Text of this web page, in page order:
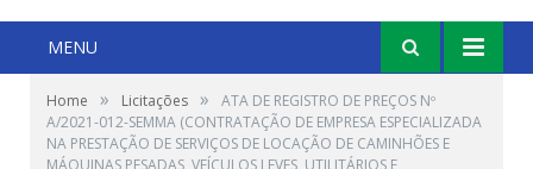
MENU
Home » Licitações »
ATA DE REGISTRO DE PREÇOS Nº
A/2021-012-SEMMA (CONTRATAÇÃO DE EMPRESA ESPECIALIZADA
NA PRESTAÇÃO DE SERVIÇOS DE LOCAÇÃO DE CAMINHÕES E
MÁQUINAS PESADAS, VEÍCULOS LEVES, UTILITÁRIOS E